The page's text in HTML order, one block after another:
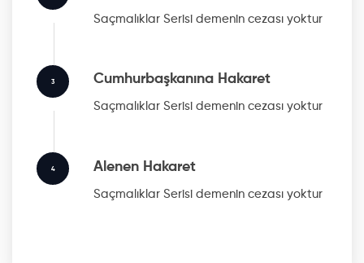
Saçmalıklar Serisi demenin cezası yoktur
3 Cumhurbaşkanına Hakaret
Saçmalıklar Serisi demenin cezası yoktur
4 Alenen Hakaret
Saçmalıklar Serisi demenin cezası yoktur